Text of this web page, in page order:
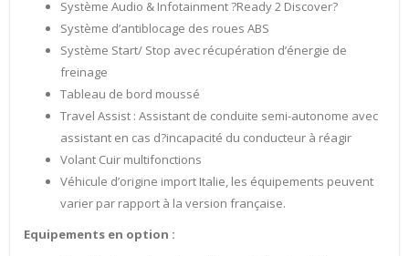
Système Audio & Infotainment ?Ready 2 Discover?
Système d’antiblocage des roues ABS
Système Start/ Stop avec récupération d’énergie de
freinage
Tableau de bord moussé
Travel Assist : Assistant de conduite semi-autonome avec
assistant en cas d?incapacité du conducteur à réagir
Volant Cuir multifonctions
Véhicule d’origine import Italie, les équipements peuvent
varier par rapport à la version française.
Equipements en option :